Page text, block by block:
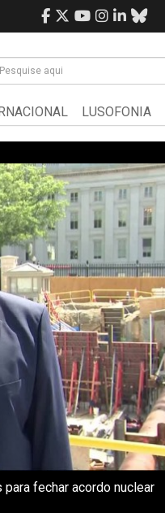
LUSOFONIA
para fechar acordo nuclear